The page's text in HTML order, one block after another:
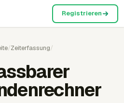
Registrieren
/Zeiterfassung/